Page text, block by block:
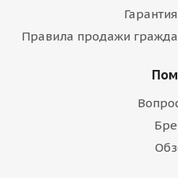
Правила продажи